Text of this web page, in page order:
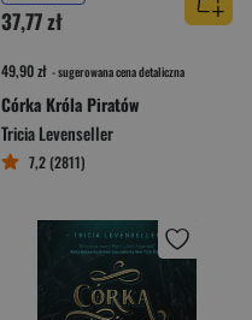
37,77 zł
49,90 zł - sugerowana cena detaliczna
Córka Króla Piratów
Tricia Levenseller
7,2 (2811)